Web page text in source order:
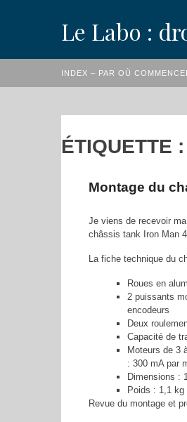
Le Labo :
INDEX – PAR OÙ
ÉTIQUETTE :
Montage du
Je viens de recevoir
châssis tank Iron Man
La fiche technique du
Roues en
2 puissants
encodeurs
Deux
Capacité de
Moteurs de 3
: 300 mA par
Dimensions :
Poids : 1,1 kg
Revue du montage et